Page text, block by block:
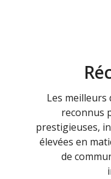
Les
reconnus
prestigieuses,
élevées en
de